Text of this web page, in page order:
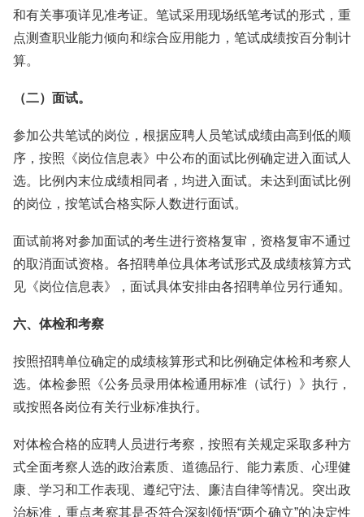
和有关事项详见准考证。笔试采用现场纸笔考试的形式，重
点测查职业能力倾向和综合应用能力，笔试成绩按百分制计
算。
（二）面试。
参加公共笔试的岗位，根据应聘人员笔试成绩由高到低的顺
序，按照《岗位信息表》中公布的面试比例确定进入面试人
选。比例内末位成绩相同者，均进入面试。未达到面试比例
的岗位，按笔试合格实际人数进行面试。
面试前将对参加面试的考生进行资格复审，资格复审不通过
的取消面试资格。各招聘单位具体考试形式及成绩核算方式
见《岗位信息表》，面试具体安排由各招聘单位另行通知。
六、体检和考察
按照招聘单位确定的成绩核算形式和比例确定体检和考察人
选。体检参照《公务员录用体检通用标准（试行）》执行，
或按照各岗位有关行业标准执行。
对体检合格的应聘人员进行考察，按照有关规定采取多种方
式全面考察人选的政治素质、道德品行、能力素质、心理健
康、学习和工作表现、遵纪守法、廉洁自律等情况。突出政
治标准，重点考察其是否符合深刻领悟“两个确立”的决定性